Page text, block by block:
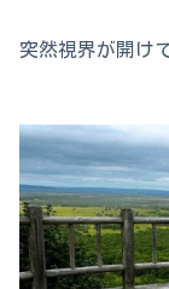
突然視界が開け